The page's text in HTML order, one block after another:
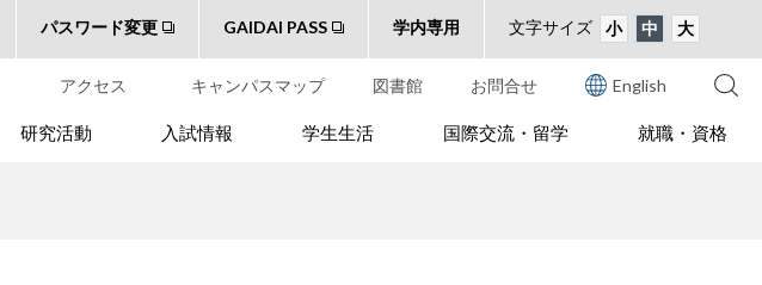
パスワード変更 GAIDAI PASS 学内専用 文字サイズ 小 中 大
アクセス キャンパスマップ 図書館 お問合せ English
研究活動 入試情報 学生生活 国際交流・留学 就職・資格